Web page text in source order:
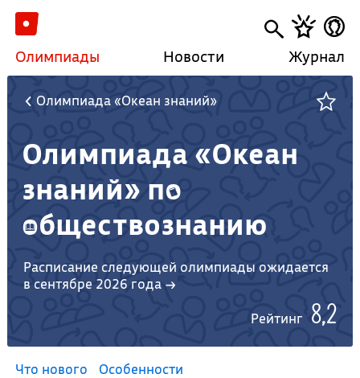
Олимпиады Новости Журнал
Олимпиада «Океан знаний»
Олимпиада «Океан
знаний» по
обществознанию
Расписание следующей олимпиады ожидается
в сентябре 2026 года →
Рейтинг 8,2
Что нового Особенности